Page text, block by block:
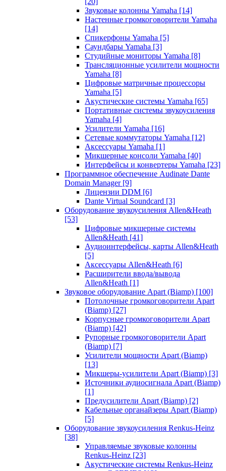
Звуковые колонны Yamaha [14]
Настенные громкоговорители Yamaha
[14]
Спикерфоны Yamaha [5]
Саундбары Yamaha [3]
Студийные мониторы Yamaha [8]
Трансляционные усилители мощности
Yamaha [8]
Цифровые матричные процессоры
Yamaha [5]
Акустические системы Yamaha [65]
Портативные системы звукоусиления
Yamaha [4]
Усилители Yamaha [16]
Сетевые коммутаторы Yamaha [12]
Аксессуары Yamaha [1]
Микшерные консоли Yamaha [40]
Интерфейсы и конвертеры Yamaha [23]
Программное обеспечение Audinate Dante
Domain Manager [9]
Лицензии DDM [6]
Dante Virtual Soundcard [3]
Оборудование звукоусиления Allen&Heath
[53]
Цифровые микшерные системы
Allen&Heath [41]
Аудиоинтерфейсы, карты Allen&Heath
[5]
Аксессуары Allen&Heath [6]
Расширители ввода/вывода
Allen&Heath [1]
Звуковое оборудование Apart (Biamp) [100]
Потолочные громкоговорители Apart
(Biamp) [27]
Корпусные громкоговорители Apart
(Biamp) [42]
Рупорные громкоговорители Apart
(Biamp) [7]
Усилители мощности Apart (Biamp)
[13]
Микшеры-усилители Apart (Biamp) [3]
Источники аудиосигнала Apart (Biamp)
[1]
Предусилители Apart (Biamp) [2]
Кабельные органайзеры Apart (Biamp)
[5]
Оборудование звукоусиления Renkus-Heinz
[38]
Управляемые звуковые колонны
Renkus-Heinz [23]
Акустические системы Renkus-Heinz